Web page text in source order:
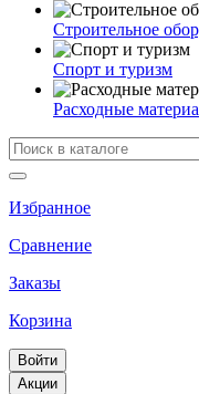
Строительное
Спорт и туризм
Расходные
Избранное
Сравнение
Заказы
Корзина
Войти
Акции